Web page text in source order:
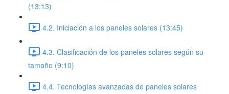
(13:13)
4.2. Iniciación a los paneles solares (13:45)
4.3. Clasificación de los paneles solares según su
tamaño (9:10)
4.4. Tecnologías avanzadas de paneles solares